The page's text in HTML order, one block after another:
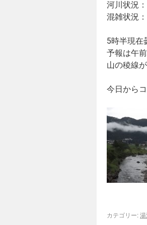
河川状況
混雑状況：
5時半現在
予報は午
山の稜線
今日から
カテゴリー:湯